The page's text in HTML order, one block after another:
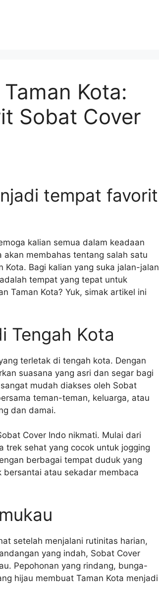
Kota:
Sobat Cover
tempat favorit
kalian semua dalam keadaan
membahas tentang salah satu
Bagi kalian yang suka jalan-jalan
tempat yang tepat untuk
Taman Kota? Yuk, simak artikel ini
Tengah Kota
terletak di tengah kota. Dengan
suasana yang asri dan segar bagi
mudah diakses oleh Sobat
teman-teman, keluarga, atau
dan damai.
Cover Indo nikmati. Mulai dari
trek sehat yang cocok untuk jogging
berbagai tempat duduk yang
atau sekadar membaca
setelah menjalani rutinitas harian,
yang indah, Sobat Cover
Pepohonan yang rindang, bunga-
hijau membuat Taman Kota menjadi